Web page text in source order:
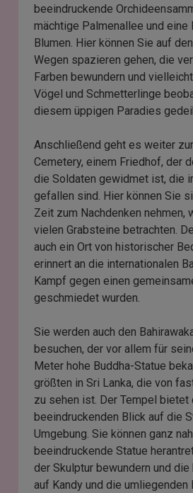
beeindruckende
mächtige Palmenallee und eine
Blumen. Hier können Sie auf
Wegen spazieren gehen, die
Farben bewundern und
Vögel und Schmetterlinge
diesem üppigen Paradies
Anschließend geht es weiter
Cemetery, einem Friedhof, der
die Soldaten gewidmet ist, die
gefallen sind. Hier können Sie
Zeit zum Nachdenken nehmen,
vielen Grabsteine betrachten.
auch ein Ort von historischer
erinnert an die internationalen
Kampf gegen einen
geschmiedet wurden.
Sie werden auch den
besuchen, der vor allem für
Meter hohe Buddha-Statue
größten in Sri Lanka, die von
zu sehen ist. Der Tempel bietet
beeindruckenden Blick auf die
Umgebung. Sie können ganz
beeindruckende Statue
der Skulptur bewundern und
auf Kandy und die umliegenden